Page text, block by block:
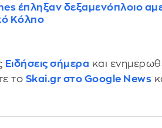
έπληξαν δεξαμενόπλοιο
Κόλπο
Ειδήσεις σήμερα και
το Skai.gr στο Google News